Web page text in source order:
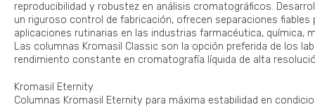
reproducibilidad y robustez en análisis cromatográficos.
un riguroso control de fabricación, ofrecen separaciones
aplicaciones rutinarias en las industrias farmacéutica, química,
Las columnas Kromasil Classic son la opción preferida de los
rendimiento constante en cromatografía líquida de alta
Kromasil Eternity
Columnas Kromasil Eternity para máxima estabilidad en